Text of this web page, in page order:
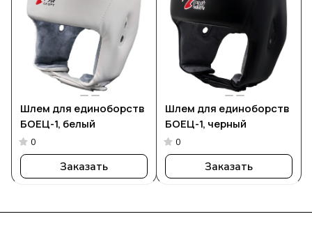
Шлем для единоборств
БОЕЦ-1, белый
0
Заказать
Шлем для единоборств
БОЕЦ-1, черный
0
Заказать